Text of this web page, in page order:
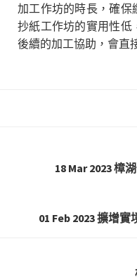
加工作坊的時長，確保
抄紙工作坊的實用性低
後續的加工協助，會直
18 Mar 2023 樟
01 Feb 2023 擴增